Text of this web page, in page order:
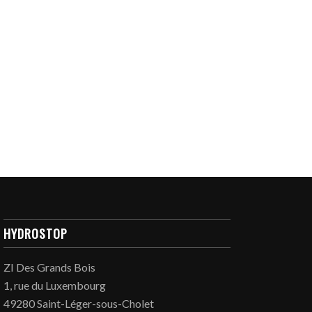
HYDROSTOP
ZI Des Grands Bois
1, rue du Luxembourg
49280 Saint-Léger-sous-Cholet